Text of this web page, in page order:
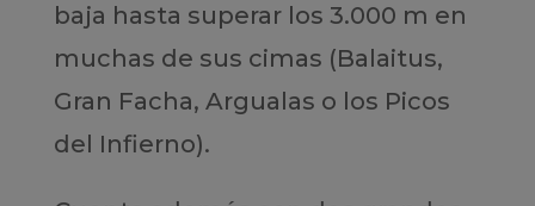
baja hasta superar los 3.000 m en
muchas de sus cimas (Balaitus,
Gran Facha, Argualas o los Picos
del Infierno).